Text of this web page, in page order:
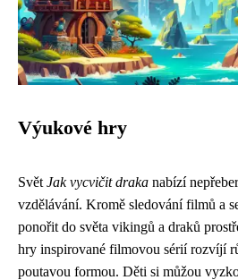
Výukové hry
Svět Jak vycvičit draka nabízí
vzdělávání. Kromě sledování filmů a
ponořit do světa vikingů a draků
hry inspirované filmovou sérií rozvíjí
poutavou formou. Děti si můžou